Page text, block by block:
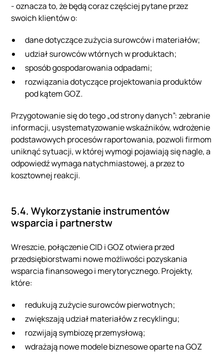
- oznacza to, że będą coraz częściej pytane przez
swoich klientów o:
dane dotyczące zużycia surowców i materiałów;
udział surowców wtórnych w produktach;
sposób gospodarowania odpadami;
rozwiązania dotyczące projektowania produktów
pod kątem GOZ.
Przygotowanie się do tego „od strony danych”: zebranie
informacji, usystematyzowanie wskaźników, wdrożenie
podstawowych procesów raportowania, pozwoli firmom
uniknąć sytuacji, w której wymogi pojawiają się nagle, a
odpowiedź wymaga natychmiastowej, a przez to
kosztownej reakcji.
5.4. Wykorzystanie instrumentów
wsparcia i partnerstw
Wreszcie, połączenie CID i GOZ otwiera przed
przedsiębiorstwami nowe możliwości pozyskania
wsparcia finansowego i merytorycznego. Projekty,
które:
redukują zużycie surowców pierwotnych;
zwiększają udział materiałów z recyklingu;
rozwijają symbiozę przemysłową;
wdrażają nowe modele biznesowe oparte na GOZ